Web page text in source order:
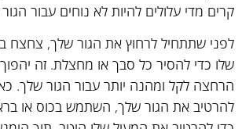
קרים מדי עלולים להיות לא נוחים עבור
לפני שתתחיל לרחוץ את הגור שלך, צחצח
שלו כדי להסיר כל סבך או מחצלת. זה
הרחצה לקל ומהנה יותר עבור הגור שלך.
להרטיב את הגור שלך, השתמש בכוס או